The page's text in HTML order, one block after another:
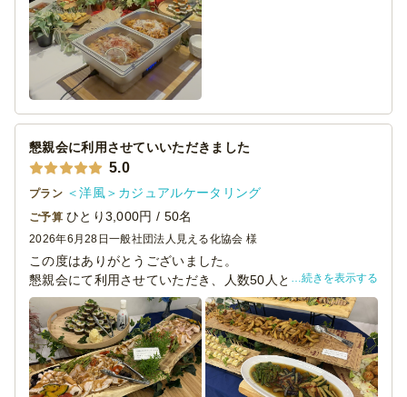
かな気配りと迅速なご対応で安心して会を楽しむことがで
きました。また次回もお願いしたいです。
懇親会に利用させていいただきました
5.0
プラン ＜洋風＞カジュアルケータリング
ご予算 ひとり3,000円 / 50名
2026年6月28日 一般社団法人見える化協会 様
この度はありがとうございました。
懇親会にて利用させていただき、人数50人と多い中ご対応
いただき大変助かりました。
お食事も大変見栄えもよく味もとてもよく、参加者様から
お褒めのお言葉を頂けました。
お時間も時間通りに開催でき（１時間半前には会場到着い
ただけしっかり準備してました）
続きを表示する